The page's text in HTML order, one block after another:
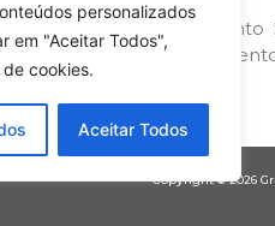
personalizados
em "Aceitar Todos",
cookies.
Aceitar Todos
do
para o
Copyright © 2026